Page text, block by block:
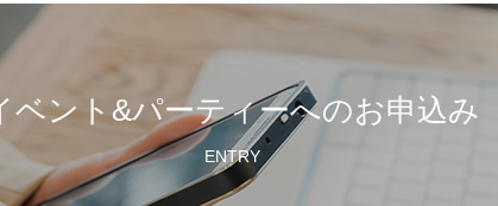
ベント&パーティーへのお申込み
ENTRY